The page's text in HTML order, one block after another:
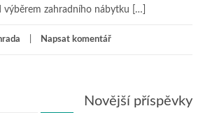
výběrem zahradního nábytku […]
Napsat komentář
Novější příspěvky